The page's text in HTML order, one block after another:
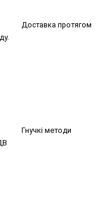
Доставка протягом
Гнучкі методи